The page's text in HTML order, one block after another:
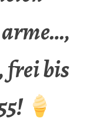
frei bis